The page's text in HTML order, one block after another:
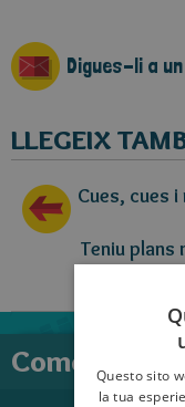
Digues-li a
LLEGEIX
Cues, cues
Teniu
Comentaris
Questo sito
la tua